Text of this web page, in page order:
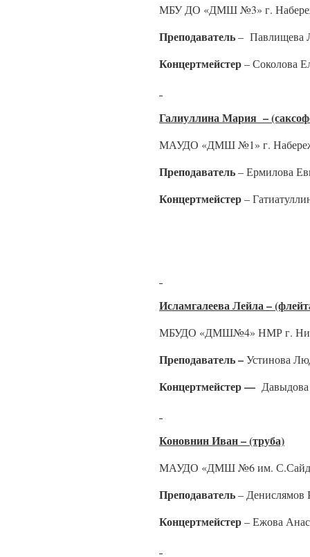
МБУ ДО «ДМШ №3» г.
Преподаватель– Павлищева
Концертмейстер– Соколова
Галиуллина Мария –
МАУДО «ДМШ №1» г.
Преподаватель– Ермилова
Концертмейстер–
Исламгалеева Лейла –
МБУДО «ДМШ№4» НМР г.
Преподаватель –Устинова
Концертмейстер —
Коновнин Иван – (труба)
МАУДО «ДМШ №6 им.
Преподаватель– Денислямов
Концертмейстер– Ежова